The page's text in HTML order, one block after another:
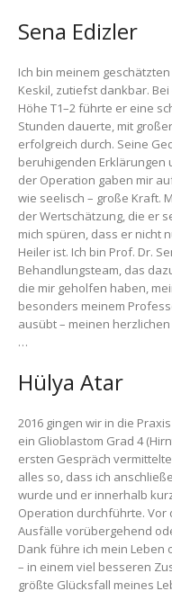
Sena Edizler
Ich bin meinem
Keskil, zutiefst dankbar.
Höhe T1–2 führte er eine
Stunden dauerte, mit
erfolgreich durch. Seine
beruhigenden Erklärungen
der Operation gaben mir
wie seelisch – große Kraft.
der Wertschätzung, die er
mich spüren, dass er nicht
Heiler ist. Ich bin Prof. Dr.
Behandlungsteam, das
die mir geholfen haben,
besonders meinem
ausübt – meinen
…
Hülya Atar
2016 gingen wir in die
ein Glioblastom Grad 4
ersten Gespräch
alles so, dass ich
wurde und er innerhalb
Operation durchführte. Vor
Ausfälle vorübergehend
Dank führe ich mein
– in einem viel besseren
größte Glücksfall meines